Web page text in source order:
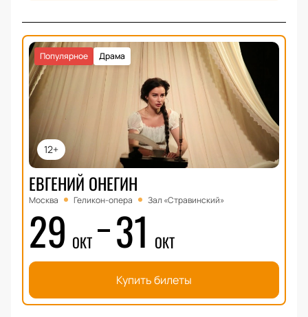
12+
Драма
Популярное
ЕВГЕНИЙ ОНЕГИН
Москва Геликон-опера Зал «Стравинский»
29 ОКТ 31 ОКТ
Купить билеты